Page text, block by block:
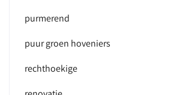
purmerend
puur groen hoveniers
rechthoekige